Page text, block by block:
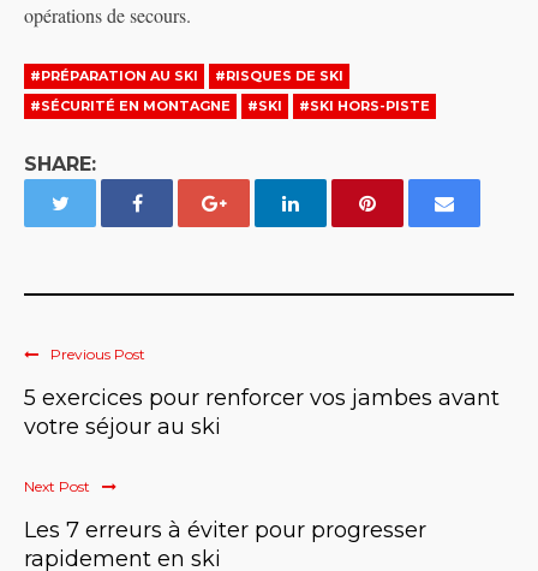
opérations de secours.
#PRÉPARATION AU SKI
#RISQUES DE SKI
#SÉCURITÉ EN MONTAGNE
#SKI #SKI HORS-PISTE
SHARE:
Previous Post
5 exercices pour renforcer vos jambes avant
votre séjour au ski
Next Post
Les 7 erreurs à éviter pour progresser
rapidement en ski